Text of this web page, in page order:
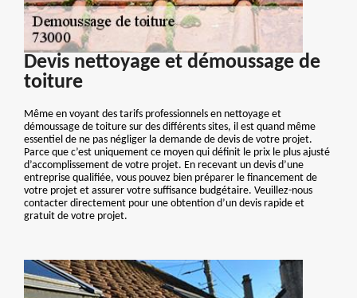
Devis nettoyage et démoussage de
toiture
Même en voyant des tarifs professionnels en nettoyage et
démoussage de toiture sur des différents sites, il est quand même
essentiel de ne pas négliger la demande de devis de votre projet.
Parce que c’est uniquement ce moyen qui définit le prix le plus ajusté
d’accomplissement de votre projet. En recevant un devis d’une
entreprise qualifiée, vous pouvez bien préparer le financement de
votre projet et assurer votre suffisance budgétaire. Veuillez-nous
contacter directement pour une obtention d’un devis rapide et
gratuit de votre projet.